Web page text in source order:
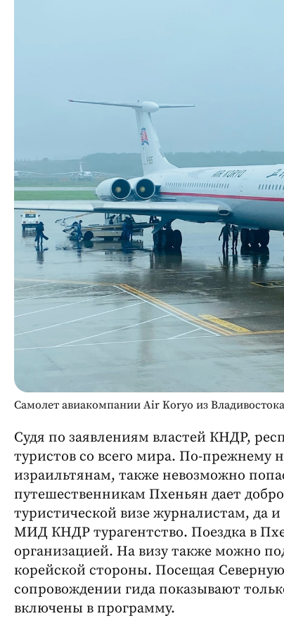
Самолет авиакомпании Air Koryo из
Судя по заявлениям властей КНДР,
туристов со всего мира. По-прежнему
израильтянам, также невозможно
путешественникам Пхеньян дает
туристической визе журналистам, да
МИД КНДР турагентство. Поездка в
организацией. На визу также можно
корейской стороны. Посещая
сопровождении гида показывают
включены в программу.